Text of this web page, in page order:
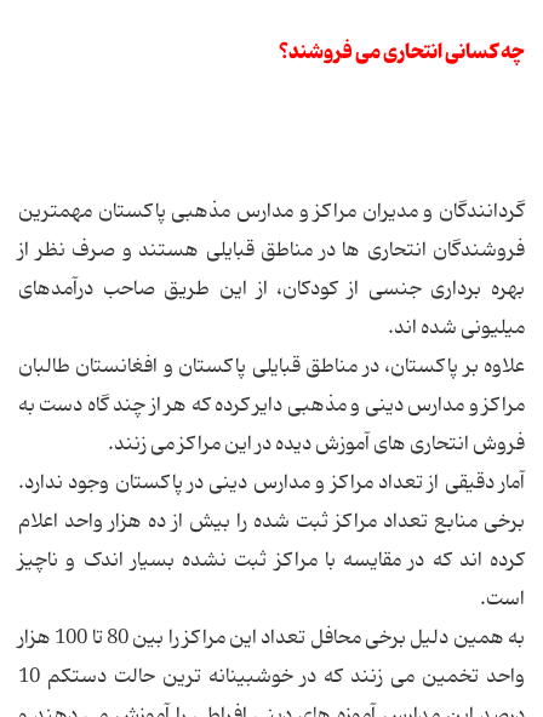
چه کسانی انتحاری می فروشند؟
گردانندگان و مدیران مراکز و مدارس مذهبی پاکستان مهمترین
فروشندگان انتحاری ها در مناطق قبایلی هستند و صرف نظر از
بهره برداری جنسی از کودکان، از این طریق صاحب درآمدهای
میلیونی شده اند.
علاوه بر پاکستان، در مناطق قبایلی پاکستان و افغانستان طالبان
مراکز و مدارس دینی و مذهبی دایر کرده که هر از چند گاه دست به
فروش انتحاری های آموزش دیده در این مراکز می زنند.
آمار دقیقی از تعداد مراکز و مدارس دینی در پاکستان وجود ندارد.
برخی منابع تعداد مراکز ثبت شده را بیش از ده هزار واحد اعلام
کرده اند که در مقایسه با مراکز ثبت نشده بسیار اندک و ناچیز
است.
به همین دلیل برخی محافل تعداد این مراکز را بین 80 تا 100 هزار
واحد تخمین می زنند که در خوشبینانه ترین حالت دستکم 10